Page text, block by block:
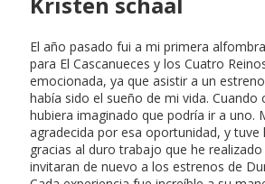
El año pasado fui a mi primera
para El Cascanueces y los Cuatro
emocionada, ya que asistir a un
había sido el sueño de mi vida. Cuando
hubiera imaginado que podría ir a uno.
agradecida por esa oportunidad, y tuve
gracias al duro trabajo que he
invitaran de nuevo a los estrenos de